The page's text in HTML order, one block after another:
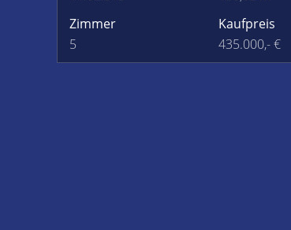
Zimmer
5
Kaufpreis
435.000,- €